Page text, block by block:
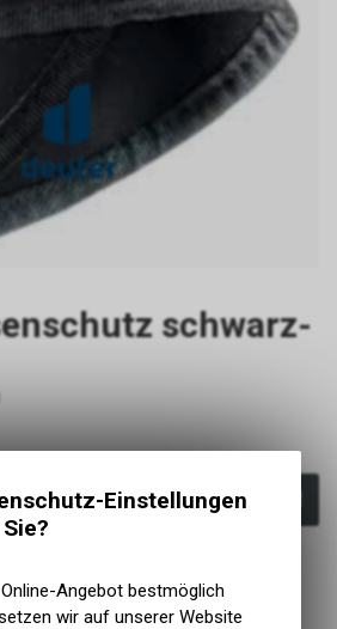
schwarz-
In den Warenkorb
& Bike World
Einstellungen
Angebot bestmöglich
wir auf unserer Website